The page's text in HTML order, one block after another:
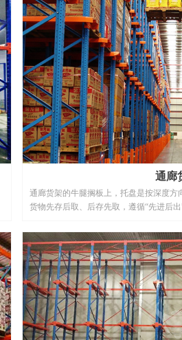
通廊
通廊货架的牛腿搁板上，托盘是按深度方
货物先存后取、后存先取，遵循“先进后